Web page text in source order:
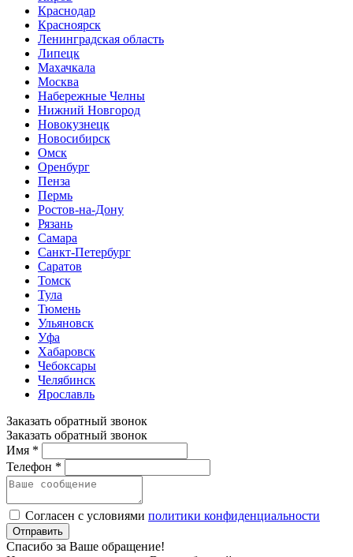
Краснодар
Красноярск
Ленинградская область
Липецк
Махачкала
Москва
Набережные Челны
Нижний Новгород
Новокузнецк
Новосибирск
Омск
Оренбург
Пенза
Пермь
Ростов-на-Дону
Рязань
Самара
Санкт-Петербург
Саратов
Томск
Тула
Тюмень
Ульяновск
Уфа
Хабаровск
Чебоксары
Челябинск
Ярославль
Заказать обратный звонок
Заказать обратный звонок
Имя *
Телефон *
Согласен с условиями политики конфиденциальности
Отправить
Спасибо за Ваше обращение!